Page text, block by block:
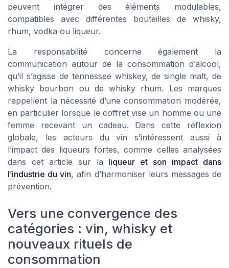
peuvent intégrer des éléments modulables,
compatibles avec différentes bouteilles de whisky,
rhum, vodka ou liqueur.
La responsabilité concerne également la
communication autour de la consommation d’alcool,
qu’il s’agisse de tennessee whiskey, de single malt, de
whisky bourbon ou de whisky rhum. Les marques
rappellent la nécessité d’une consommation modérée,
en particulier lorsque le coffret vise un homme ou une
femme recevant un cadeau. Dans cette réflexion
globale, les acteurs du vin s’intéressent aussi à
l’impact des liqueurs fortes, comme celles analysées
dans cet article sur la liqueur et son impact dans
l’industrie du vin, afin d’harmoniser leurs messages de
prévention.
Vers une convergence des
catégories : vin, whisky et
nouveaux rituels de
consommation